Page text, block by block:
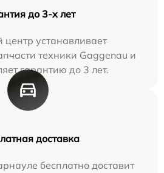
до 3-х лет
устанавливает
техники Gaggenau и
гарантию до 3 лет.
доставка
бесплатно доставит